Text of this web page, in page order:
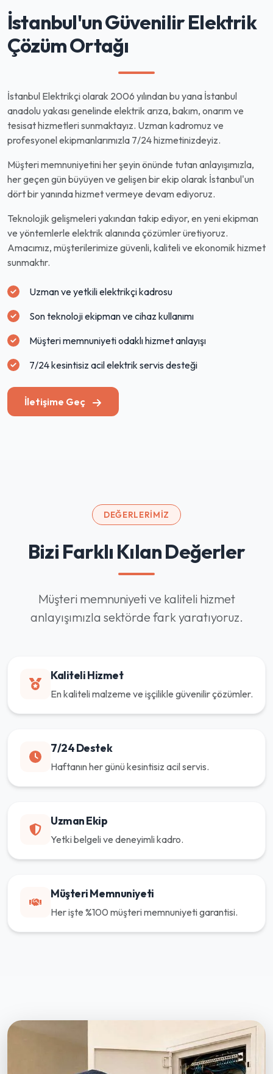
İstanbul'un Güvenilir Elektrik
Çözüm Ortağı
İstanbul Elektrikçi olarak 2006 yılından bu yana İstanbul
anadolu yakası genelinde elektrik arıza, bakım, onarım ve
tesisat hizmetleri sunmaktayız. Uzman kadromuz ve
profesyonel ekipmanlarımızla 7/24 hizmetinizdeyiz.
Müşteri memnuniyetini her şeyin önünde tutan anlayışımızla,
her geçen gün büyüyen ve gelişen bir ekip olarak İstanbul'un
dört bir yanında hizmet vermeye devam ediyoruz.
Teknolojik gelişmeleri yakından takip ediyor, en yeni ekipman
ve yöntemlerle elektrik alanında çözümler üretiyoruz.
Amacımız, müşterilerimize güvenli, kaliteli ve ekonomik hizmet
sunmaktır.
Uzman ve yetkili elektrikçi kadrosu
Son teknoloji ekipman ve cihaz kullanımı
Müşteri memnuniyeti odaklı hizmet anlayışı
7/24 kesintisiz acil elektrik servis desteği
İletişime Geç
DEĞERLERIMIZ
Bizi Farklı Kılan Değerler
Müşteri memnuniyeti ve kaliteli hizmet
anlayışımızla sektörde fark yaratıyoruz.
Kaliteli Hizmet
En kaliteli malzeme ve işçilikle güvenilir çözümler.
7/24 Destek
Haftanın her günü kesintisiz acil servis.
Uzman Ekip
Yetki belgeli ve deneyimli kadro.
Müşteri Memnuniyeti
Her işte %100 müşteri memnuniyeti garantisi.